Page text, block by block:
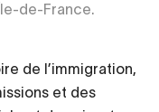
de-France.
de l’immigration,
et des